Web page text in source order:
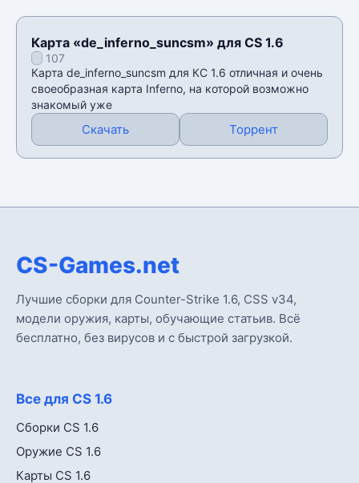
Карта «de_inferno_suncsm» для CS 1.6
107
Карта de_inferno_suncsm для КС 1.6 отличная и очень
своеобразная карта Inferno, на которой возможно
знакомый уже
Скачать Торрент
CS-Games.net
Лучшие сборки для Counter-Strike 1.6, CSS v34,
модели оружия, карты, обучающие статьив. Всё
бесплатно, без вирусов и с быстрой загрузкой.
Все для CS 1.6
Сборки CS 1.6
Оружие CS 1.6
Карты CS 1.6